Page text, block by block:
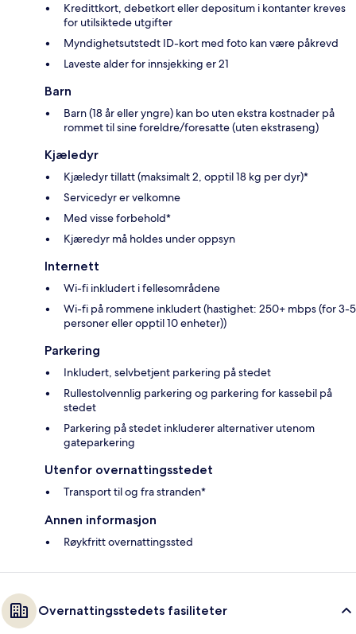
Kredittkort, debetkort eller depositum i kontanter kreves
for utilsiktede utgifter
Myndighetsutstedt ID-kort med foto kan være påkrevd
Laveste alder for innsjekking er 21
Barn
Barn (18 år eller yngre) kan bo uten ekstra kostnader på
rommet til sine foreldre/foresatte (uten ekstraseng)
Kjæledyr
Kjæledyr tillatt (maksimalt 2, opptil 18 kg per dyr)*
Servicedyr er velkomne
Med visse forbehold*
Kjæredyr må holdes under oppsyn
Internett
Wi-fi inkludert i fellesområdene
Wi-fi på rommene inkludert (hastighet: 250+ mbps (for 3-5
personer eller opptil 10 enheter))
Parkering
Inkludert, selvbetjent parkering på stedet
Rullestolvennlig parkering og parkering for kassebil på
stedet
Parkering på stedet inkluderer alternativer utenom
gateparkering
Utenfor overnattingsstedet
Transport til og fra stranden*
Annen informasjon
Røykfritt overnattingssted
Overnattingsstedets fasiliteter